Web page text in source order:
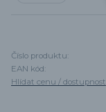
Číslo produktu:
EAN kód:
Hlídat cenu / dostupnost